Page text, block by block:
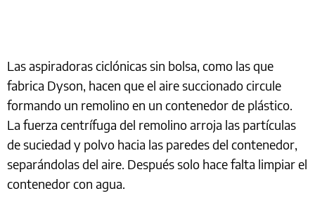
Las aspiradoras ciclónicas sin bolsa, como las que
fabrica Dyson, hacen que el aire succionado circule
formando un remolino en un contenedor de plástico.
La fuerza centrífuga del remolino arroja las partículas
de suciedad y polvo hacia las paredes del contenedor,
separándolas del aire. Después solo hace falta limpiar el
contenedor con agua.